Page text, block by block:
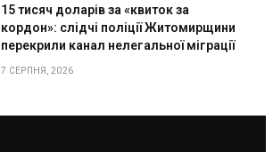
15 тисяч доларів за «квиток за
кордон»: слідчі поліції Житомирщини
перекрили канал нелегальної міграції
7 СЕРПНЯ, 2026